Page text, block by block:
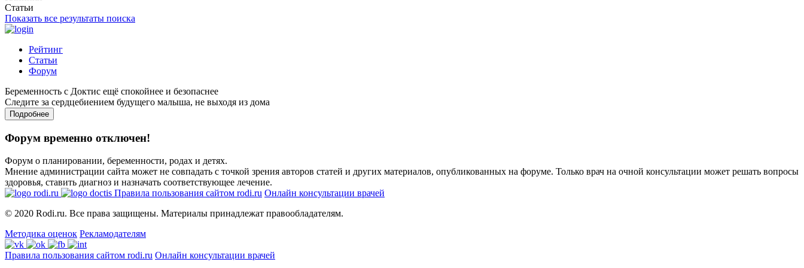
Статьи
Показать все результаты поиска
Рейтинг
Статьи
Форум
Беременность с Доктис ещё спокойнее и безопаснее
Следите за сердцебиением будущего малыша, не выходя из дома
Подробнее
Форум временно отключен!
Форум о планировании, беременности, родах и детях.
Мнение администрации сайта может не совпадать с точкой зрения авторов статей и других материалов, опубликованных на форуме. Только врач на очной консультации может решать вопросы
здоровья, ставить диагноз и назначать соответствующее лечение.
Правила пользования сайтом rodi.ru Онлайн консультации врачей
© 2020 Rodi.ru. Все права защищены. Материалы принадлежат правообладателям.
Методика оценок Рекламодателям
Правила пользования сайтом rodi.ru Онлайн консультации врачей